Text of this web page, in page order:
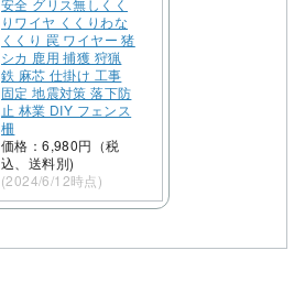
安全 グリス無しくく
りワイヤ くくりわな
くくり 罠 ワイヤー 猪
シカ 鹿用 捕獲 狩猟
鉄 麻芯 仕掛け 工事
固定 地震対策 落下防
止 林業 DIY フェンス
柵
価格：6,980円（税
込、送料別)
(2024/6/12時点)